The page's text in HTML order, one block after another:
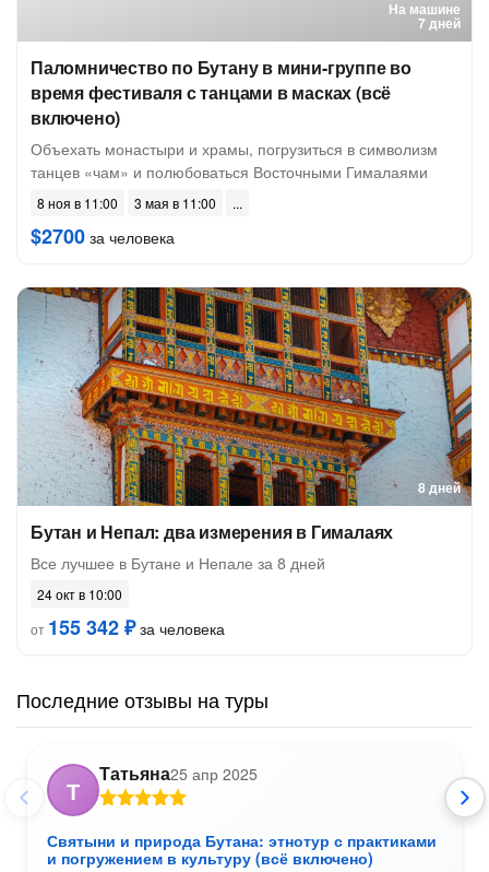
На машине
7 дней
Паломничество по Бутану в мини-группе во
время фестиваля с танцами в масках (всё
включено)
Объехать монастыри и храмы, погрузиться в символизм
танцев «чам» и полюбоваться Восточными Гималаями
8 ноя в 11:00 3 мая в 11:00
$2700 за человека
8 дней
Бутан и Непал: два измерения в Гималаях
Все лучшее в Бутане и Непале за 8 дней
24 окт в 10:00
от 155 342 ₽за человека
Последние отзывы на туры
Т
Татьяна25 апр 2025
Святыни и природа Бутана: этнотур с практиками
и погружением в культуру (всё включено)